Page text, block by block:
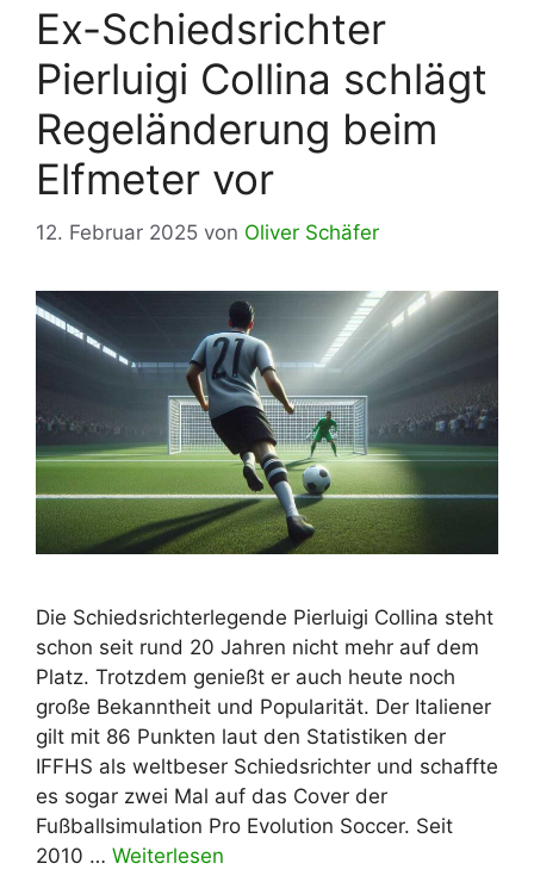
Ex-Schiedsrichter
Pierluigi Collina schlägt
Regeländerung beim
Elfmeter vor
12. Februar 2025 von Oliver Schäfer
Die Schiedsrichterlegende Pierluigi Collina steht
schon seit rund 20 Jahren nicht mehr auf dem
Platz. Trotzdem genießt er auch heute noch
große Bekanntheit und Popularität. Der Italiener
gilt mit 86 Punkten laut den Statistiken der
IFFHS als weltbeser Schiedsrichter und schaffte
es sogar zwei Mal auf das Cover der
Fußballsimulation Pro Evolution Soccer. Seit
2010 … Weiterlesen